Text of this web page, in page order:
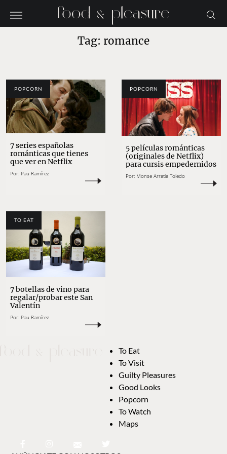
Tag: romance
POPCORN
7 series españolas
románticas que tienes
que ver en Netflix
Por: Pau Ramírez
POPCORN
5 películas románticas
(originales de Netflix)
para cursis empedernidos
Por: Monse Arratia Toledo
TO EAT
7 botellas de vino para
regalar/probar este San
Valentín
Por: Pau Ramírez
To Eat
To Visit
Guilty Pleasures
Good Looks
Popcorn
To Watch
Maps